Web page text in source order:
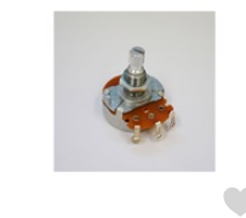
配信/ライブ機器
中古